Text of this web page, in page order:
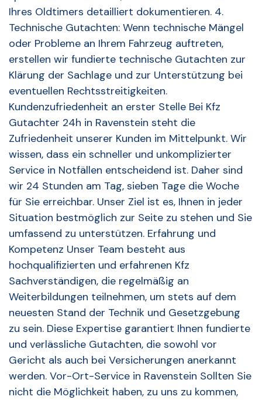
Ihres Oldtimers detailliert dokumentieren. 4.
Technische Gutachten: Wenn technische Mängel
oder Probleme an Ihrem Fahrzeug auftreten,
erstellen wir fundierte technische Gutachten zur
Klärung der Sachlage und zur Unterstützung bei
eventuellen Rechtsstreitigkeiten.
Kundenzufriedenheit an erster Stelle Bei Kfz
Gutachter 24h in Ravenstein steht die
Zufriedenheit unserer Kunden im Mittelpunkt. Wir
wissen, dass ein schneller und unkomplizierter
Service in Notfällen entscheidend ist. Daher sind
wir 24 Stunden am Tag, sieben Tage die Woche
für Sie erreichbar. Unser Ziel ist es, Ihnen in jeder
Situation bestmöglich zur Seite zu stehen und Sie
umfassend zu unterstützen. Erfahrung und
Kompetenz Unser Team besteht aus
hochqualifizierten und erfahrenen Kfz
Sachverständigen, die regelmäßig an
Weiterbildungen teilnehmen, um stets auf dem
neuesten Stand der Technik und Gesetzgebung
zu sein. Diese Expertise garantiert Ihnen fundierte
und verlässliche Gutachten, die sowohl vor
Gericht als auch bei Versicherungen anerkannt
werden. Vor-Ort-Service in Ravenstein Sollten Sie
nicht die Möglichkeit haben, zu uns zu kommen,